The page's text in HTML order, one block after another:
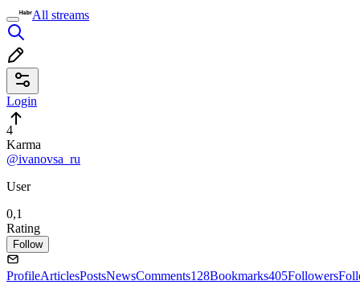
All streams
Login
4
Karma
@ivanovsa_ru
User
0,1
Rating
Follow
ProfileArticlesPostsNewsComments128Bookmarks405Followers